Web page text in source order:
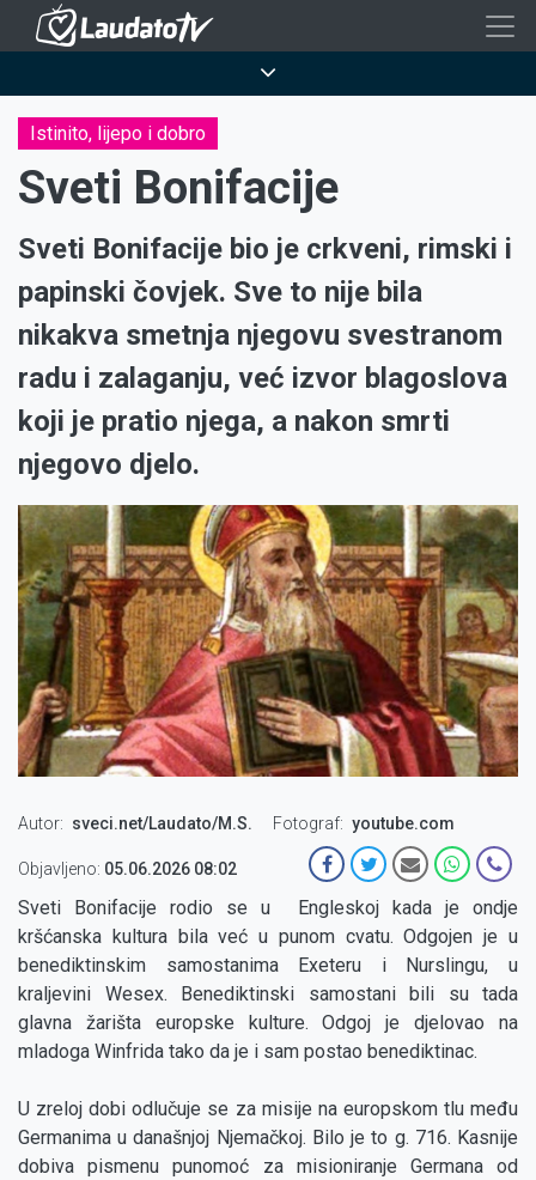
Skoči
sadržaj
Istinito, lijepo i dobro
Sveti Bonifacije
Sveti Bonifacije bio je crkveni, rimski i
papinski čovjek. Sve to nije bila
nikakva smetnja njegovu svestranom
radu i zalaganju, već izvor blagoslova
koji je pratio njega, a nakon smrti
njegovo djelo.
Autor sveci.net/Laudato/M.S. Fotograf youtube.com
Objavljeno: 05.06.2026 08:02
Sveti Bonifacije rodio se u Engleskoj kada je ondje
kršćanska kultura bila već u punom cvatu. Odgojen je u
benediktinskim samostanima Exeteru i Nurslingu, u
kraljevini Wesex. Benediktinski samostani bili su tada
glavna žarišta europske kulture. Odgoj je djelovao na
mladoga Winfrida tako da je i sam postao benediktinac.
U zreloj dobi odlučuje se za misije na europskom tlu među
Germanima u današnjoj Njemačkoj. Bilo je to g. 716. Kasnije
dobiva pismenu punomoć za misioniranje Germana od